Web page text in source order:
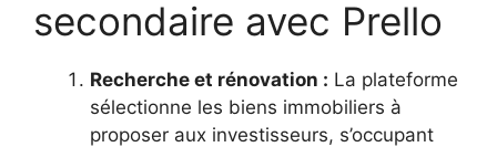
secondaire avec Prello
Recherche et rénovation : La plateforme
sélectionne les biens immobiliers à
proposer aux investisseurs, s’occupant